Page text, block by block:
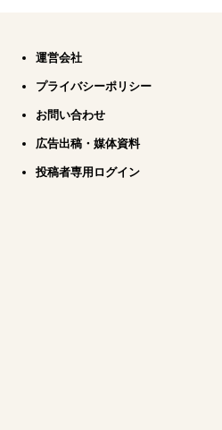
運営会社
プライバシーポリシー
お問い合わせ
広告出稿・媒体資料
投稿者専用ログイン